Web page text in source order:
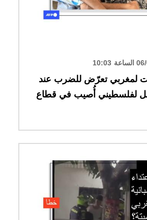
لمغربي تعرّض للضرب عند
لفلسطيني أُصيب في قطاع